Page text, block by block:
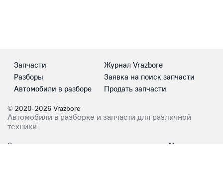
Запчасти
Разборы
Автомобили в разборе
Журнал Vrazbore
Заявка на поиск запчасти
Продать запчасти
© 2020-2026 Vrazbore
Автомобили в разборке и запчасти для различной
техники
Сотрудничество Мы в соцсетях